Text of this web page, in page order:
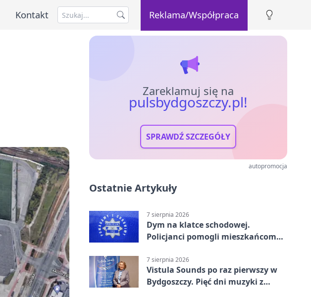
Kontakt Reklama/Współpraca
Zareklamuj się na
pulsbydgoszczy.pl!
SPRAWDŹ SZCZEGÓŁY
autopromocja
Ostatnie Artykuły
7 sierpnia 2026
Dym na klatce schodowej.
Policjanci pomogli mieszkańcom
7 sierpnia 2026
Vistula Sounds po raz pierwszy w
Bydgoszczy. Pięć dni muzyki z